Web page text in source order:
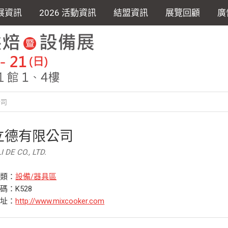
資訊 2026 活動資訊 結盟資訊 展覽回顧
德有限公司
DE CO., LTD.
：設備/器具區
：K528
：http://www.mixcooker.com